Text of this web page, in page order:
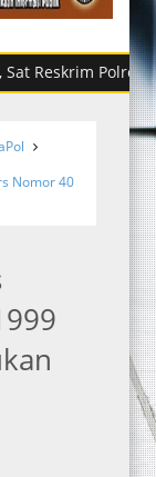
Polres Sergai
Satres Narkoba
Nomor 40